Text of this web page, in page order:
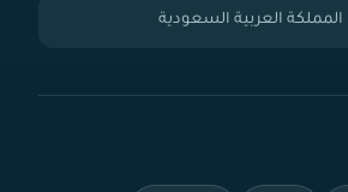
المملكة العربية السعودية